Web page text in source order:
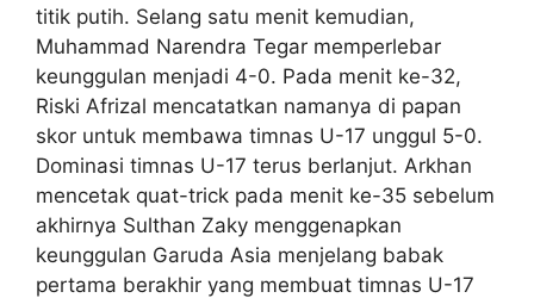
titik putih. Selang satu menit kemudian,
Muhammad Narendra Tegar memperlebar
keunggulan menjadi 4-0. Pada menit ke-32,
Riski Afrizal mencatatkan namanya di papan
skor untuk membawa timnas U-17 unggul 5-0.
Dominasi timnas U-17 terus berlanjut. Arkhan
mencetak quat-trick pada menit ke-35 sebelum
akhirnya Sulthan Zaky menggenapkan
keunggulan Garuda Asia menjelang babak
pertama berakhir yang membuat timnas U-17